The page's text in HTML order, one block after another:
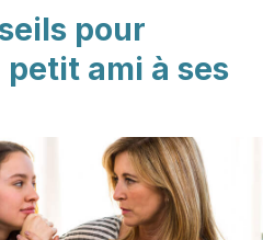
pour
ami à ses